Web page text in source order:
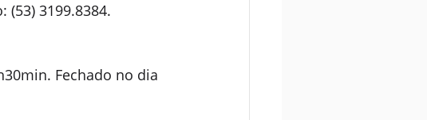
(53) 3199.8384.
Fechado no dia